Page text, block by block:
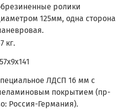
ролики
125мм, одна сторона
кг.
ЛДСП 16 мм с
покрытием (пр-
Россия-Германия).